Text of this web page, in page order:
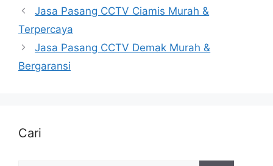
Jasa Pasang CCTV Ciamis Murah &
Terpercaya
Jasa Pasang CCTV Demak Murah &
Bergaransi
Cari